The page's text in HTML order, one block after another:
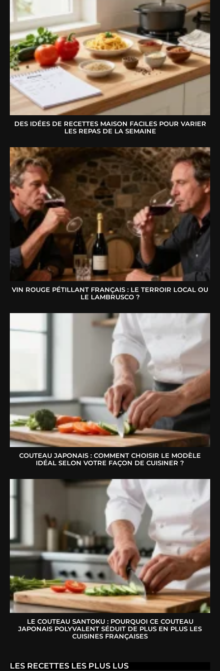
DES IDÉES DE RECETTES MAISON FACILES POUR VARIER
LES REPAS DE LA SEMAINE
VIN ROUGE PÉTILLANT FRANÇAIS : LE TERROIR LOCAL OU
LE LAMBRUSCO ?
COUTEAU JAPONAIS : COMMENT CHOISIR LE MODÈLE
IDÉAL SELON VOTRE FAÇON DE CUISINER ?
LE COUTEAU SANTOKU : POURQUOI CE COUTEAU
JAPONAIS POLYVALENT SÉDUIT DE PLUS EN PLUS LES
CUISINES FRANÇAISES
LES RECETTES LES PLUS LUS